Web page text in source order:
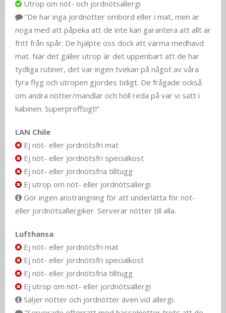
Utrop om nöt- och jordnötsallergi
”De har inga jordnötter ombord eller i mat, men är
noga med att påpeka att de inte kan garantera att allt är
fritt från spår. De hjälpte oss dock att värma medhavd
mat. När det gäller utrop är det uppenbart att de har
tydliga rutiner, det var ingen tvekan på något av våra
fyra flyg och utropen gjordes tidigt. De frågade också
om andra nötter/mandlar och höll reda på var vi satt i
kabinen. Superproffsigt!”
LAN Chile
Ej nöt- eller jordnötsfri mat
Ej nöt- eller jordnötsfri specialkost
Ej nöt- eller jordnötsfria tilltugg
Ej utrop om nöt- eller jordnötsallergi
Gör ingen ansträngning för att underlätta för nöt-
eller jordnötsallergiker. Serverar nötter till alla.
Lufthansa
Ej nöt- eller jordnötsfri mat
Ej nöt- eller jordnötsfri specialkost
Ej nöt- eller jordnötsfria tilltugg
Ej utrop om nöt- eller jordnötsallergi
Säljer nötter och jordnötter även vid allergi.